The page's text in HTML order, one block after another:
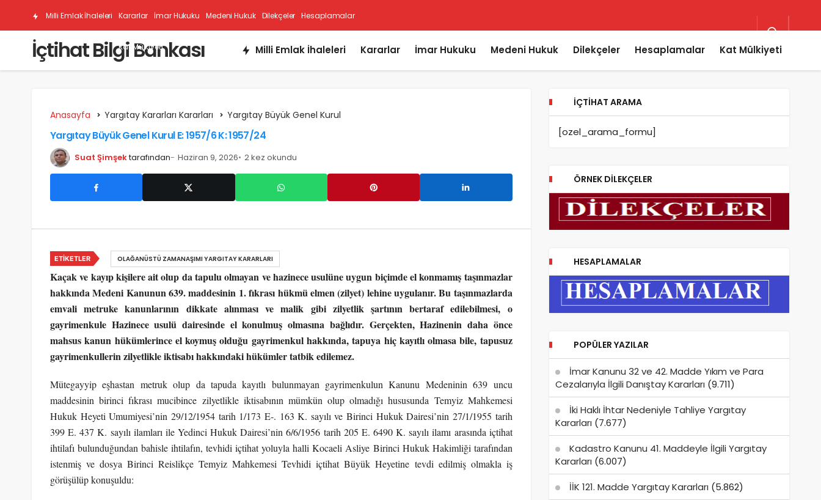
Milli Emlak İhaleleri Kararlar İmar Hukuku Medeni Hukuk Dilekçeler Hesaplamalar
Kat Mülkiyeti
İçtihat Bilgi Bankası Milli Emlak İhaleleri Kararlar İmar Hukuku Medeni Hukuk Dilekçeler Hesaplamalar Kat Mülkiyeti
Anasayfa Yargıtay Kararları Kararları Yargıtay Büyük Genel Kurul
Yargıtay Büyük Genel Kurul E: 1957/6 K: 1957/24
Suat Şimşektarafından Haziran 9, 2026 2 kez okundu
Kaçak ve kayıp kişilere ait olup da tapulu olmayan ve hazinece usulüne uygun biçimde el konmamış taşınmazlar
hakkında Medeni Kanunun 639. maddesinin 1. fıkrası hükmü elmen (zilyet) lehine uygulanır. Bu taşınmazlarda
emvali metruke kanunlarının dikkate alınması ve malik gibi zilyetlik şartının bertaraf edilebilmesi, o
gayrimenkule Hazinece usulü dairesinde el konulmuş olmasına bağlıdır. Gerçekten, Hazinenin daha önce
mahsus kanun hükümlerince el koymuş olduğu gayrimenkul hakkında, tapuya hiç kayıtlı olmasa bile, tapusuz
gayrimenkullerin zilyetlikle iktisabı hakkındaki hükümler tatbik edilemez.
Mütegayyip eşhastan metruk olup da tapuda kayıtlı bulunmayan gayrimenkulun Kanunu Medeninin 639 uncu
maddesinin birinci fıkrası mucibince zilyetlikle iktisabının mümkün olup olmadığı hususunda Temyiz Mahkemesi
Hukuk Heyeti Umumiyesi’nin 29/12/1954 tarih 1/173 E-. 163 K. sayılı ve Birinci Hukuk Dairesi’nin 27/1/1955 tarih
399 E. 437 K. sayılı ilamları ile Yedinci Hukuk Dairesi’nin 6/6/1956 tarih 205 E. 6490 K. sayılı ilamı arasında içtihat
ihtilafı bulunduğundan bahisle ihtilafın, tevhidi içtihat yoluyla halli Kocaeli Asliye Birinci Hukuk Hakimliği tarafından
istenmiş ve dosya Birinci Reislikçe Temyiz Mahkemesi Tevhidi içtihat Büyük Heyetine tevdi edilmiş olmakla iş
görüşülüp konuşuldu:
ETIKETLER OLAĞANÜSTÜ ZAMANAŞIMI YARGITAY KARARLARI
İÇTIHAT ARAMA
[ozel_arama_formu]
ÖRNEK DILEKÇELER
HESAPLAMALAR
POPÜLER YAZILAR
İmar Kanunu 32 ve 42. Madde Yıkım ve Para
Cezalarıyla İlgili Danıştay Kararları (9.711)
İki Haklı İhtar Nedeniyle Tahliye Yargıtay
Kararları (7.677)
Kadastro Kanunu 41. Maddeyle İlgili Yargıtay
Kararları (6.007)
İİK 121. Madde Yargıtay Kararları (5.862)